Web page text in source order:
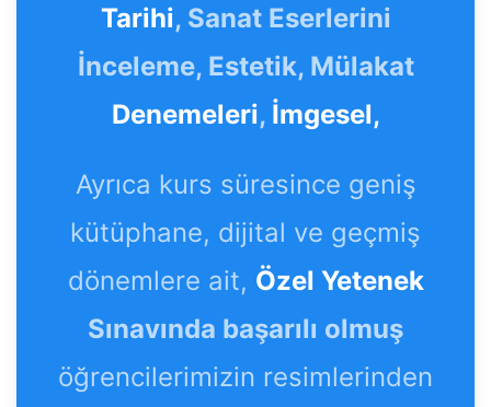
Tarihi, Sanat Eserlerini
İnceleme, Estetik, Mülakat
Denemeleri, İmgesel,
Ayrıca kurs süresince geniş
kütüphane, dijital ve geçmiş
dönemlere ait, Özel Yetenek
Sınavında başarılı olmuş
öğrencilerimizin resimlerinden